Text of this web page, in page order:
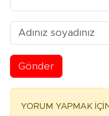
Gönder
YORUM YAPMAK